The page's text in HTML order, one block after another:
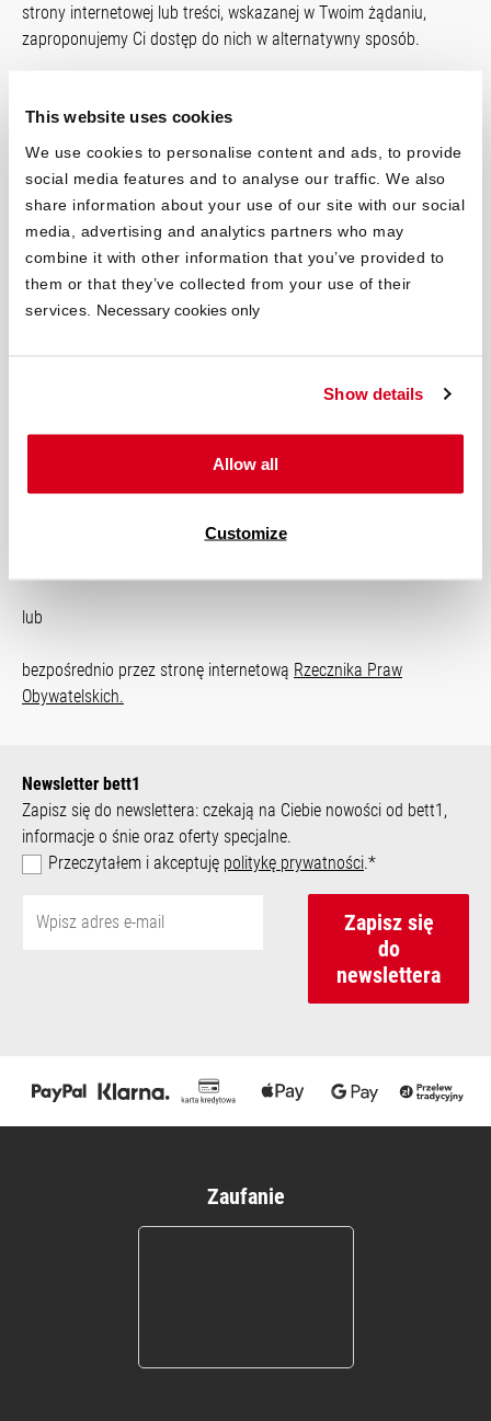
This website uses cookies
We use cookies to personalise content and ads, to provide
social media features and to analyse our traffic. We also
share information about your use of our site with our social
media, advertising and analytics partners who may
combine it with other information that you’ve provided to
them or that they’ve collected from your use of their
services. Necessary cookies only
Show details
Allow all
Customize
strony internetowej lub treści, wskazanej w Twoim żądaniu,
zaproponujemy Ci dostęp do nich w alternatywny sposób.
Procedura składania skarg
Jeżeli w odpowiedzi na Twój wniosek o zapewnienie dostępności
cyfrowej, odmówimy zapewnienia żądanej przez Ciebie
dostępności cyfrowej, a Ty nie zgadzasz się z tą odmową, masz
prawo złożyć skargę.
Skargę masz prawo złożyć także, jeśli nie zgadzasz się na
skorzystanie z alternatywnego sposobu dostępu, który
lub
bezpośrednio przez stronę internetową Rzecznika Praw
Obywatelskich.
Newsletter bett1
Zapisz się do newslettera: czekają na Ciebie nowości od bett1,
informacje o śnie oraz oferty specjalne.
Przeczytałem i akceptuję politykę prywatności.*
Zapisz się
do
newslettera
Zaufanie